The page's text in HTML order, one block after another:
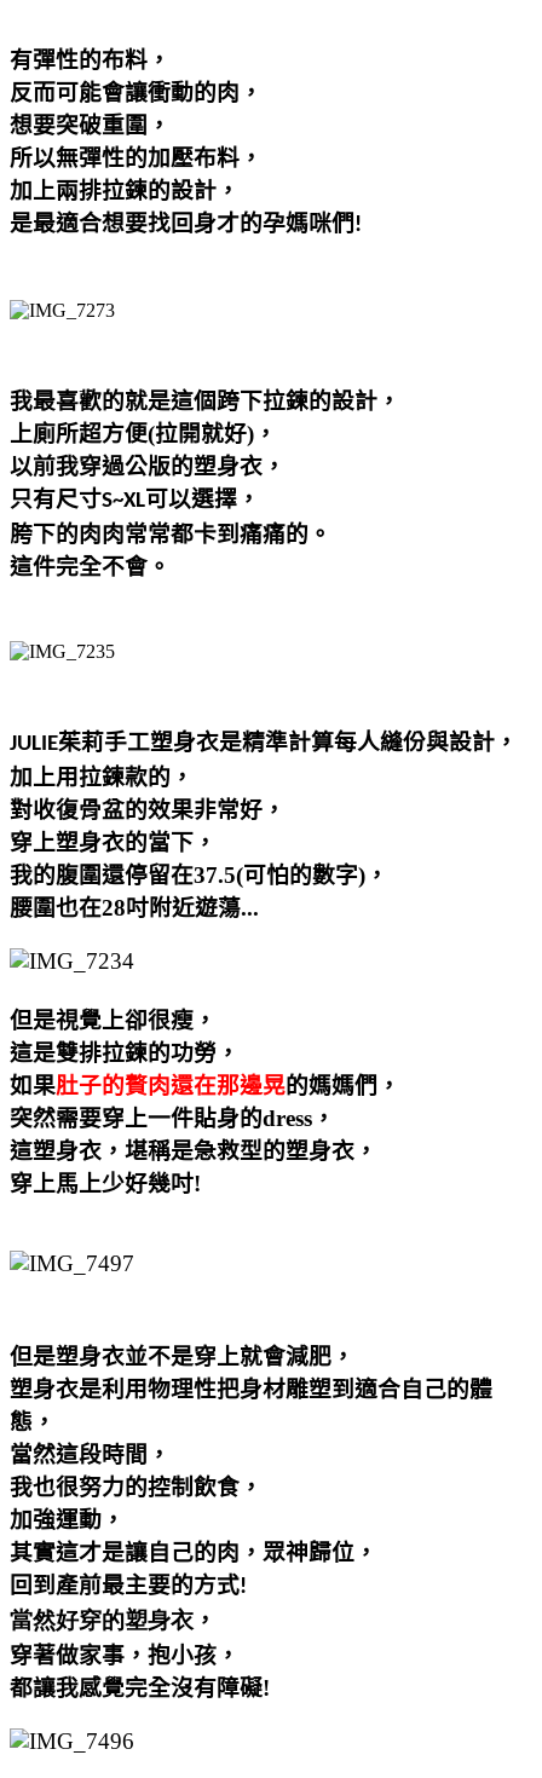
有彈性的布料，
反而可能會讓衝動的肉，
想要突破重圍，
所以無彈性的加壓布料，
加上兩排拉鍊的設計，
是最適合想要找回身才的孕媽咪們 !
我最喜歡的就是這個跨下拉鍊的設計，
上廁所超方便(拉開就好)，
以前我穿過公版的塑身衣，
只有尺寸S~XL可以選擇，
胯下的肉肉常常都卡到痛痛的。
這件完全不會。
JULIE茱莉手工塑身衣是精準計算每人縫份與設計，
加上用拉鍊款的，
對收復骨盆的效果非常好，
穿上塑身衣的當下，
我的腹圍還停留在37.5(可怕的數字)，
腰圍也在28吋附近遊蕩...
但是視覺上卻很瘦，
這是雙排拉鍊的功勞，
如果肚子的贅肉還在那邊晃的媽媽們，
突然需要穿上一件貼身的dress ，
這塑身衣，堪稱是急救型的塑身衣，
穿上馬上少好幾吋!
但是塑身衣並不是穿上就會減肥，
塑身衣是利用物理性把身材雕塑到適合自己的體
態，
當然這段時間，
我也很努力的控制飲食，
加強運動，
其實這才是讓自己的肉，眾神歸位，
回到產前最主要的方式!
當然好穿的塑身衣 ，
穿著做家事 ，抱小孩，
都讓我感覺完全沒有障礙!